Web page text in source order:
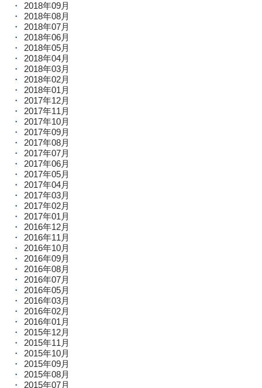
2018年09月
2018年08月
2018年07月
2018年06月
2018年05月
2018年04月
2018年03月
2018年02月
2018年01月
2017年12月
2017年11月
2017年10月
2017年09月
2017年08月
2017年07月
2017年06月
2017年05月
2017年04月
2017年03月
2017年02月
2017年01月
2016年12月
2016年11月
2016年10月
2016年09月
2016年08月
2016年07月
2016年05月
2016年03月
2016年02月
2016年01月
2015年12月
2015年11月
2015年10月
2015年09月
2015年08月
2015年07月